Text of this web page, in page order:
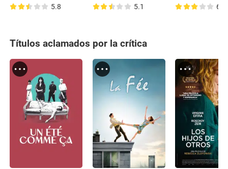
5.8 5.1 6.0
Títulos aclamados por la crítica